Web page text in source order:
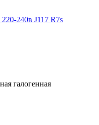
240в J117 R7s
галогенная